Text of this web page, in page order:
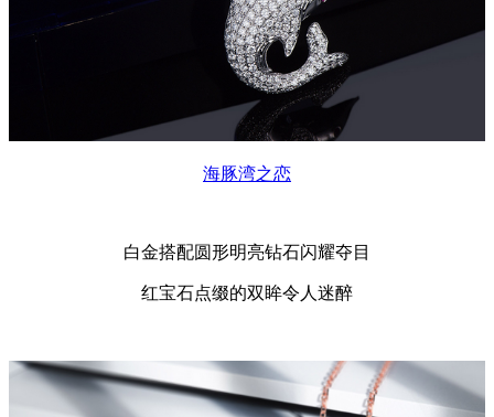
海豚湾之恋
白金搭配圆形明亮钻石闪耀夺目
红宝石点缀的双眸令人迷醉